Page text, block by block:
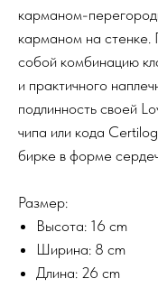
карманом-
карманом на стенке.
собой комбинацию
и практичного
подлинность своей
чипа или кода
бирке в форме
Размер:
Высота: 16 cm
Ширина: 8 cm
Длина: 26 cm